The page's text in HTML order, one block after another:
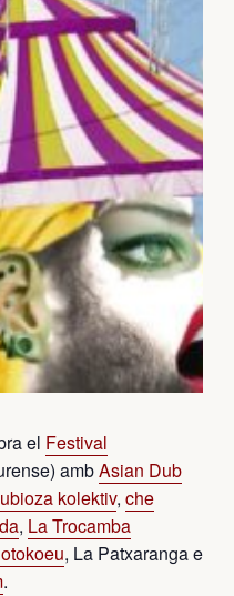
el Festival
ambAsian Dub
kolektiv, che
, La Trocamba
, La Patxaranga e
.